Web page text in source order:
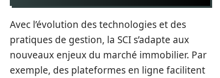
Avec l’évolution des technologies et des
pratiques de gestion, la SCI s’adapte aux
nouveaux enjeux du marché immobilier. Par
exemple, des plateformes en ligne facilitent